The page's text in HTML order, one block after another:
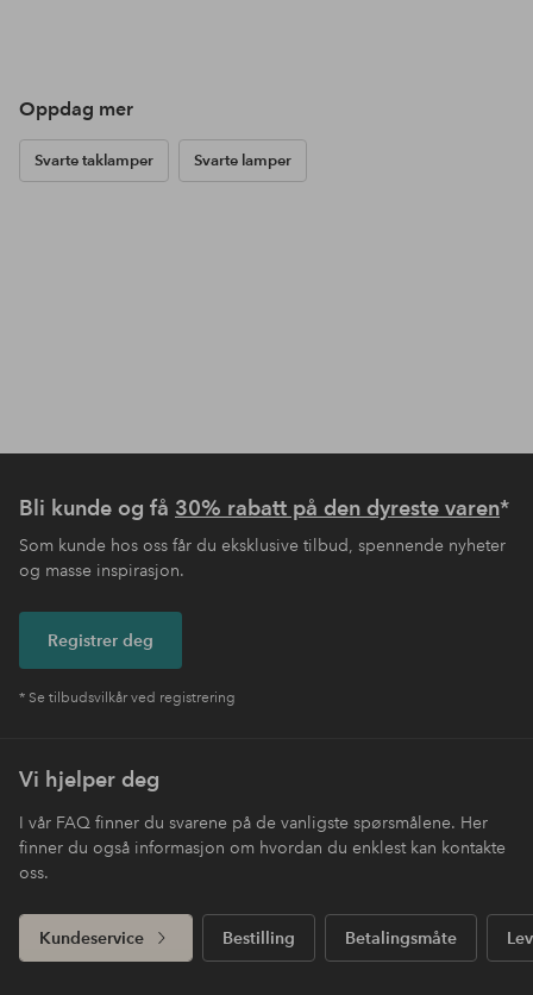
Oppdag mer
Svarte taklamper Svarte lamper
Bli kunde og få 30% rabatt på den dyreste varen*
Som kunde hos oss får du eksklusive tilbud, spennende nyheter
og masse inspirasjon.
Registrer deg
* Se tilbudsvilkår ved registrering
Vi hjelper deg
I vår FAQ finner du svarene på de vanligste spørsmålene. Her
finner du også informasjon om hvordan du enklest kan kontakte
oss.
Kundeservice Bestilling Betalingsmåte